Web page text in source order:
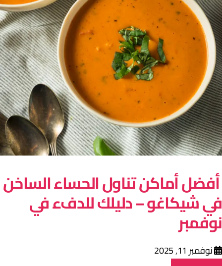
أماكن تناول الحساء الساخن
شيكاغو – دليلك للدفء في
نوفمبر 11, 2025